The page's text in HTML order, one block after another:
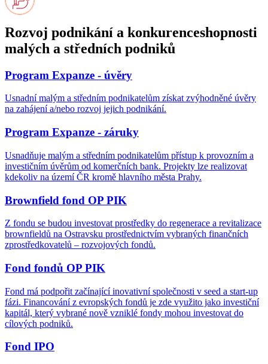
Rozvoj podnikání a konkurenceshopnosti
malých a středních podniků
Program Expanze - úvěry
Usnadní malým a středním podnikatelům získat zvýhodněné úvěry
na zahájení a/nebo rozvoj jejich podnikání.
Program Expanze - záruky
Usnadňuje malým a středním podnikatelům přístup k provozním a
investičním úvěrům od komerčních bank. Projekty lze realizovat
kdekoliv na území ČR kromě hlavního města Prahy.
Brownfield fond OP PIK
Z fondu se budou investovat prostředky do regenerace a revitalizace
brownfieldů na Ostravsku prostřednictvím vybraných finančních
zprostředkovatelů – rozvojových fondů.
Fond fondů OP PIK
Fond má podpořit začínající inovativní společnosti v seed a start-up
fázi. Financování z evropských fondů je zde využito jako investiční
kapitál, který vybrané nově vzniklé fondy mohou investovat do
cílových podniků.
Fond IPO